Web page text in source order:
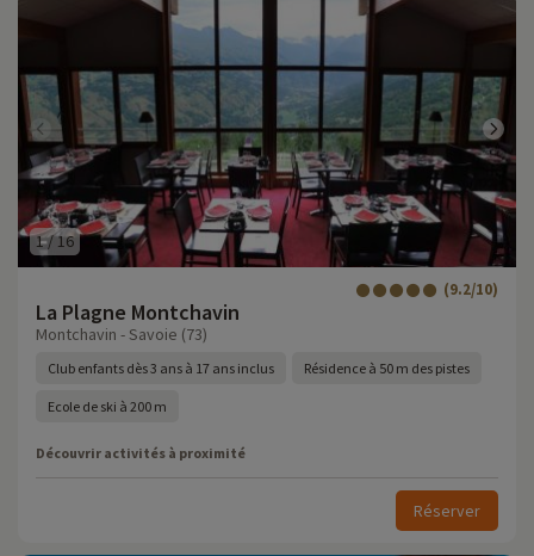
1/16
La Plagne Montchavin
(9.2/10)
Montchavin - Savoie (73)
Club enfants dès 3 ans à 17 ans inclus Résidence à 50 m des pistes
Ecole de ski à 200 m
Découvrir activités à proximité
Réserver